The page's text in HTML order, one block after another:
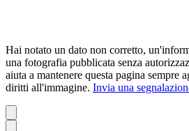
Hai notato un dato non corretto,
una fotografia pubblicata senza
aiuta a mantenere questa pagina sempre
diritti all'immagine. Invia una